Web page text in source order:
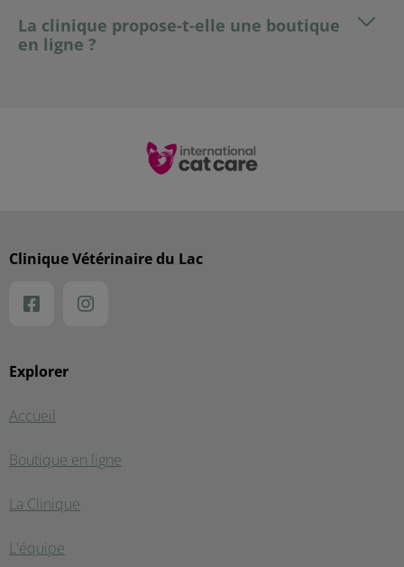
La clinique propose-t-elle une boutique
en ligne ?
Explorer
Accueil
Boutique en ligne
La Clinique
L'équipe
Clinique Vétérinaire du Lac